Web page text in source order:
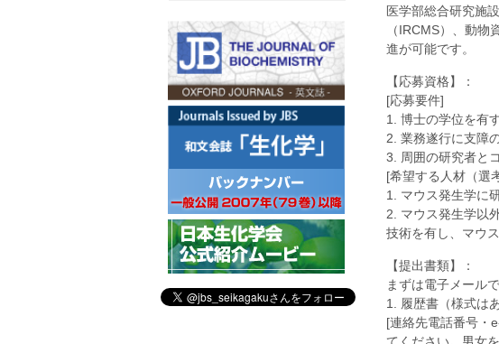
医学部総合研究施
（IRCMS）、動
進が可能です。
【応募資格】：
[応募要件]
1. 博士の学位を有
2. 業務遂行に支障
3. 周囲の研究者と
[希望する人材（選
1. マウス発生学に
2. マウス発生学以
技術を有し、マウ
【提出書類】：
まずは電子メール
1. 履歴書（様式は
[連絡先電話番号・